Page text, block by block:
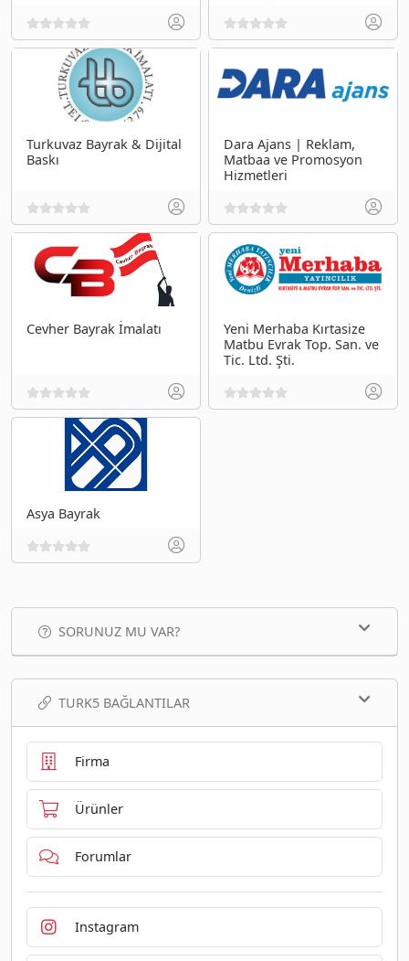
Turkuvaz Bayrak & Dijital
Baskı
Dara Ajans | Reklam,
Matbaa ve Promosyon
Hizmetleri
Cevher Bayrak İmalatı
Yeni Merhaba Kırtasize
Matbu Evrak Top. San. ve
Tic. Ltd. Şti.
Asya Bayrak
SORUNUZ MU VAR?
TURK5 BAĞLANTILAR
Firma
Ürünler
Forumlar
Instagram